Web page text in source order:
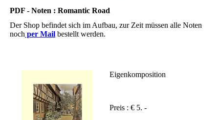
PDF - Noten : Romantic Road
Der Shop befindet sich im Aufbau, zur Zeit müssen alle Noten
noch per Mail bestellt werden.
Eigenkomposition
Preis : € 5. -